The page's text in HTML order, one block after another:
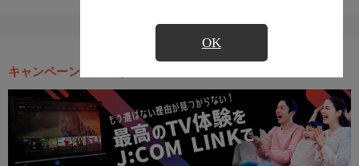
OK
キャンペーン・お得な情報